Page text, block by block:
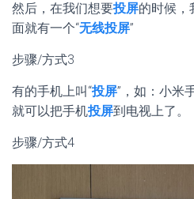
然后，在我们想要投屏的时候，
面就有一个“无线投屏”
步骤/方式3
有的手机上叫“投屏”，如：小米
就可以把手机投屏到电视上了。
步骤/方式4